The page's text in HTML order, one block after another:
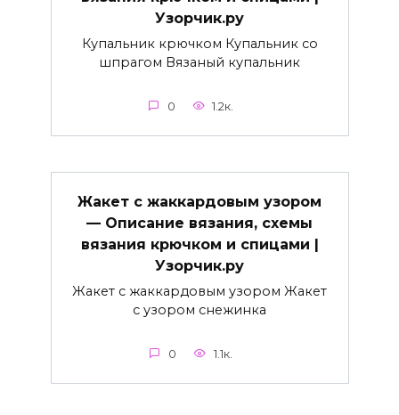
Узорчик.ру
Купальник крючком Купальник со
шпрагом Вязаный купальник
0 1.2к.
Жакет с жаккардовым узором
— Описание вязания, схемы
вязания крючком и спицами |
Узорчик.ру
Жакет с жаккардовым узором Жакет
с узором снежинка
0 1.1к.